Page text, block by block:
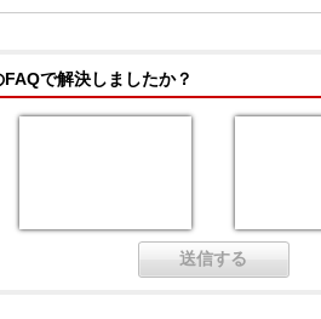
FAQで解決しましたか？